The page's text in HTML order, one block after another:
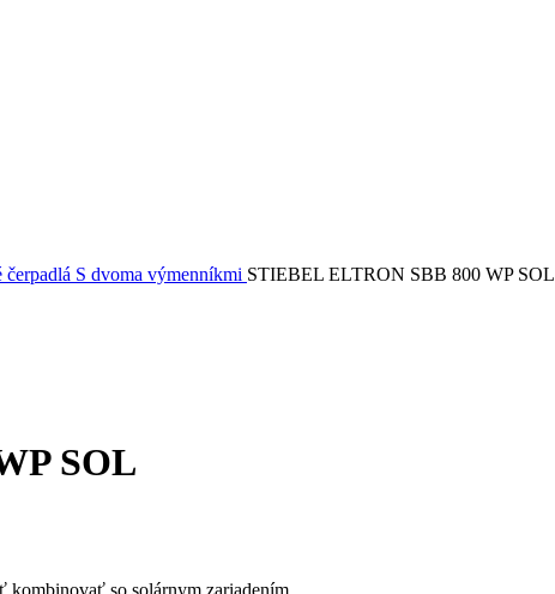
čerpadlá S dvoma výmenníkmi STIEBEL ELTRON SBB 800 WP SOL
SOL
so solárnym zariadením.